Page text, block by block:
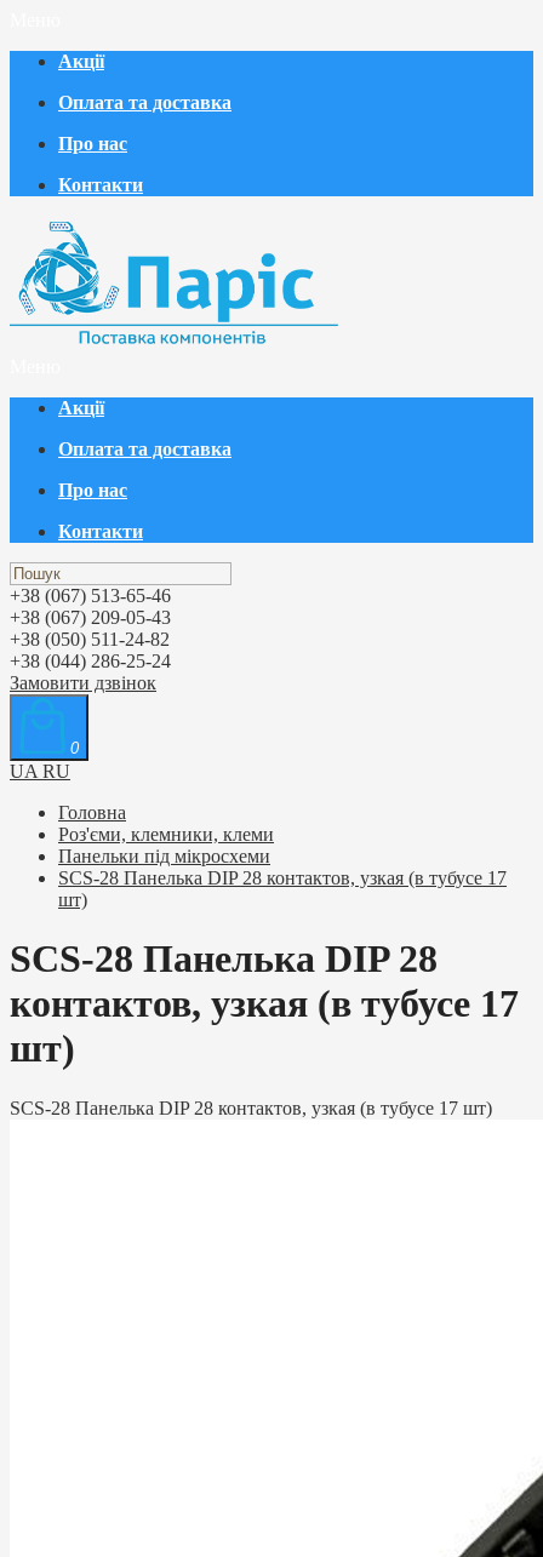
Акції
Оплата та доставка
Про нас
Контакти
Акції
Оплата та доставка
Про нас
Контакти
+38 (067) 513-65-46
+38 (067) 209-05-43
+38 (050) 511-24-82
+38 (044) 286-25-24
Замовити дзвінок
0
UA RU
Головна
Роз'єми, клемники, клеми
Панельки під мікросхеми
SCS-28 Панелька DIP 28 контактов, узкая (в тубусе 17
шт)
SCS-28 Панелька DIP 28
контактов, узкая (в тубусе 17
шт)
SCS-28 Панелька DIP 28 контактов, узкая (в тубусе 17 шт)